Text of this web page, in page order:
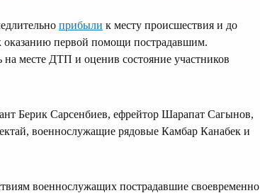
прибыли к месту происшествия и до
первой помощи пострадавшим.
месте ДТП и оценив состояние участников
Берик Сарсенбиев, ефрейтор Шарапат Сагынов,
военнослужащие рядовые Камбар Канабек и
военнослужащих пострадавшие своевременно